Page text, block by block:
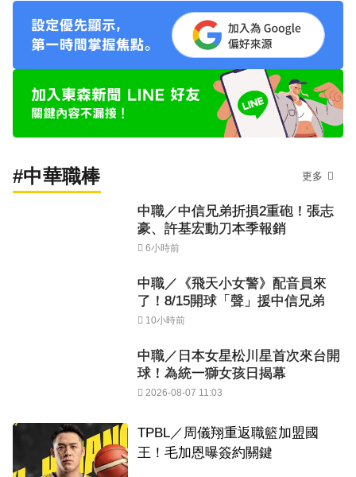
#中華職棒 更多
中職／中信兄弟折損2重砲！張志
豪、許基宏動刀本季報銷
6小時前
中職／《飛天小女警》配音員來
了！8/15開球「聲」援中信兄弟
10小時前
中職／日本女星松川星首次來台開
球！為統一獅女孩日揭幕
2026-08-07 11:03
TPBL／周儀翔重返職籃加盟國
王！毛加恩曝簽約關鍵